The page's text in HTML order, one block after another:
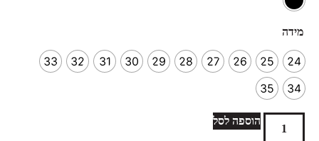
מידה
24
25
26
27
28
29
30
31
32
33
34
35
הוספה לסל